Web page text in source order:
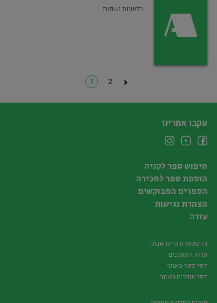
בלשנות ושפות
1 2
עקבו אחרינו
חיפוש ספר לקניה
הוספת ספר למכירה
הספרים המבוקשים
הצהרת נגישות
עזרה
הדסטארט פיינדאבוק
תודה לתומכים
דפי ספר באתר
דפי מוכרים באתר